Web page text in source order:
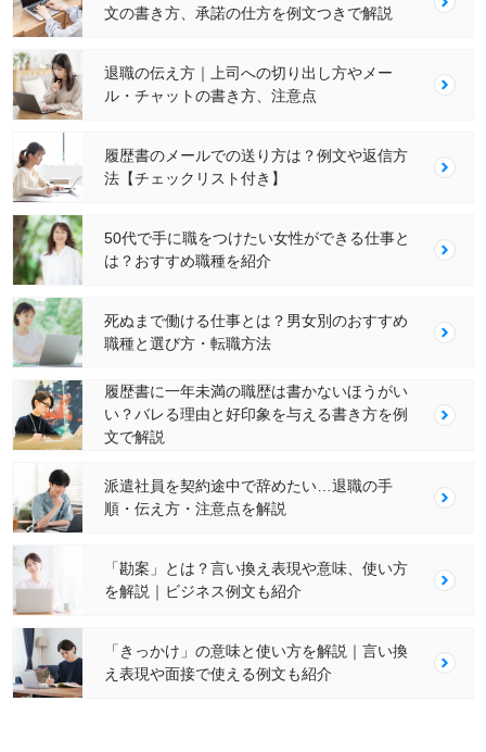
文の書き方、承諾の仕方を例文つきで解説
退職の伝え方｜上司への切り出し方やメー
ル・チャットの書き方、注意点
履歴書のメールでの送り方は？例文や返信方
法【チェックリスト付き】
50代で手に職をつけたい女性ができる仕事と
は？おすすめ職種を紹介
死ぬまで働ける仕事とは？男女別のおすすめ
職種と選び方・転職方法
履歴書に一年未満の職歴は書かないほうがい
い？バレる理由と好印象を与える書き方を例
文で解説
派遣社員を契約途中で辞めたい…退職の手
順・伝え方・注意点を解説
「勘案」とは？言い換え表現や意味、使い方
を解説｜ビジネス例文も紹介
「きっかけ」の意味と使い方を解説｜言い換
え表現や面接で使える例文も紹介